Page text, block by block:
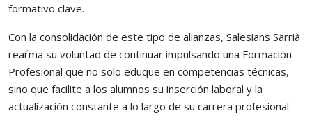
formativo clave.
Con la consolidación de este tipo de alianzas, Salesians Sarrià
reafirma su voluntad de continuar impulsando una Formación
Profesional que no solo eduque en competencias técnicas,
sino que facilite a los alumnos su inserción laboral y la
actualización constante a lo largo de su carrera profesional.